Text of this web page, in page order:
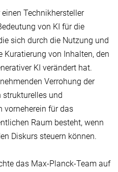
Technikhersteller
von KI für die
sich durch die Nutzung und
Kuratierung von Inhalten, den
KI verändert hat.
Verrohung der
und
vorneherein für das
Raum besteht, wenn
Diskurs steuern können.
das Max-Planck-Team auf